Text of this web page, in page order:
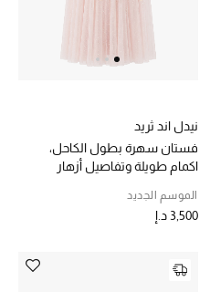
نيدل اند ثريد
فستان سهرة بطول الكاحل،
اكمام طويلة وتفاصيل أزهار
الموسم الجديد
3,500 د.إ